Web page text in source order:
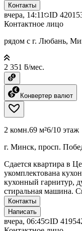
Контакты
вчера, 14:11 ID
Контактное лицо
рядом с г. Любань,
2 351 ƃ/мес.
Конвертер валют
2 комн.69 м²6/10 этаж
г. Минск, просп.
Сдается квартира в
укомплектована
кухонный гарнитур,
стиральная машина.
Контакты
Написать
вчера, 06:45 ID